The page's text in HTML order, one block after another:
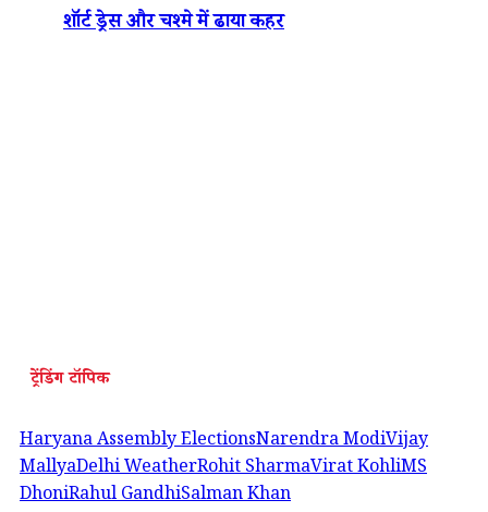
शॉर्ट ड्रेस और चश्मे में ढाया कहर
ट्रेंडिंग टॉपिक
Haryana Assembly ElectionsNarendra ModiVijay
MallyaDelhi WeatherRohit SharmaVirat KohliMS
DhoniRahul GandhiSalman Khan